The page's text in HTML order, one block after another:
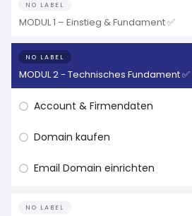
NO LABEL
MODUL 1 – Einstieg & Fundament ✅
NO LABEL
MODUL 2 - Technisches Fundament ✅
Account & Firmendaten
Domain kaufen
Email Domain einrichten
NO LABEL